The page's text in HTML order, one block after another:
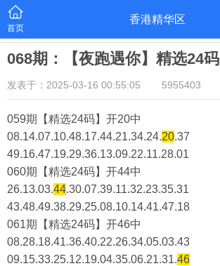
首页
香港精华区
068期：【夜跑遇你】精选24码
发表于：2025-03-16 00:55:05 5955403
059期【精选24码】开20中
08.14.07.10.48.17.44.21.34.24.20.37
49.16.47.19.29.36.13.09.22.11.28.01
060期【精选24码】开44中
26.13.03.44.30.07.39.11.32.23.35.31
43.48.49.38.29.25.08.10.14.41.47.18
061期【精选24码】开46中
08.28.18.41.36.40.22.26.34.05.03.43
09.15.33.25.12.19.04.35.06.21.31.46